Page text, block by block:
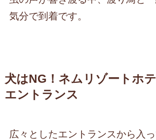
気分で到着です。
犬はNG！ネムリゾートホ
エントランス
広々としたエントランスから入